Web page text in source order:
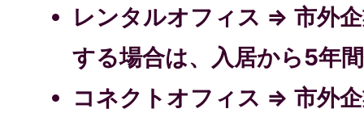
レンタルオフィス ⇒ 市外
する場合は、入居から5年
コネクトオフィス ⇒ 市外